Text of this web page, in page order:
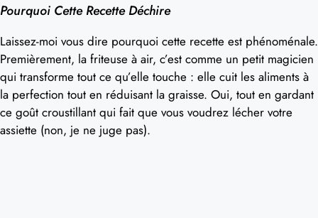
Pourquoi Cette Recette Déchire
Laissez-moi vous dire pourquoi cette recette est phénoménale.
Premièrement, la friteuse à air, c’est comme un petit magicien
qui transforme tout ce qu’elle touche : elle cuit les aliments à
la perfection tout en réduisant la graisse. Oui, tout en gardant
ce goût croustillant qui fait que vous voudrez lécher votre
assiette (non, je ne juge pas).